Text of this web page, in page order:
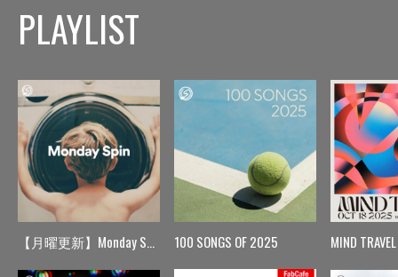
PLAYLIST
【月曜更新】Monday Spin 100 SONGS OF 2025 MIND TRAVEL